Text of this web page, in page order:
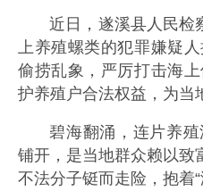
近日，遂溪县人民检
上养殖螺类的犯罪嫌疑
偷捞乱象，严厉打击海
护养殖户合法权益，为当
碧海翻涌，连片养
铺开，是当地群众赖以致
不法分子铤而走险，抱着